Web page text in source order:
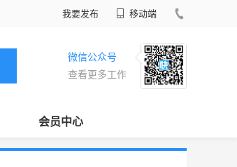
我要发布 移动端
微信公众号
查看更多工作
会员中心